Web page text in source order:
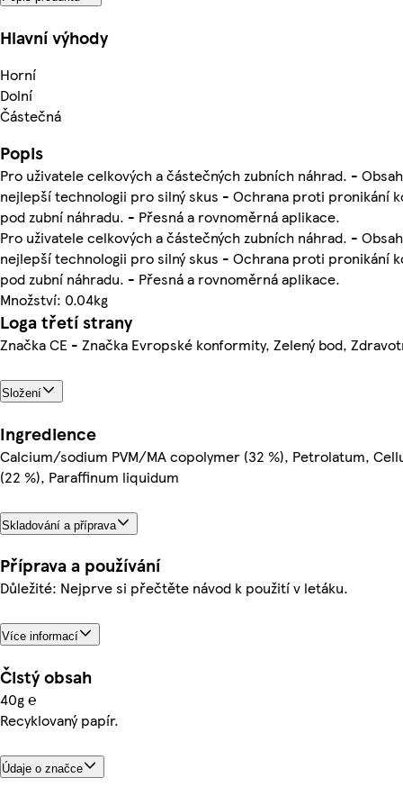
Hlavní výhody
Horní
Dolní
Částečná
Popis
Pro uživatele celkových a částečných zubních náhrad. -
nejlepší technologii pro silný skus - Ochrana proti pronikání
pod zubní náhradu. - Přesná a rovnoměrná aplikace.
Pro uživatele celkových a částečných zubních náhrad. -
nejlepší technologii pro silný skus - Ochrana proti pronikání
pod zubní náhradu. - Přesná a rovnoměrná aplikace.
Množství: 0.04kg
Loga třetí strany
Značka CE - Značka Evropské konformity, Zelený bod,
Složení
Ingredience
Calcium/sodium PVM/MA copolymer (32 %), Petrolatum,
(22 %), Paraffinum liquidum
Skladování a příprava
Příprava a používání
Důležité: Nejprve si přečtěte návod k použití v letáku.
Více informací
Čistý obsah
40g ℮
Recyklovaný papír.
Údaje o značce